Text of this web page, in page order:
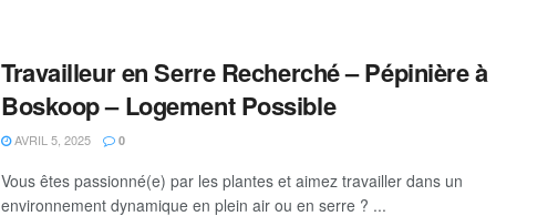
Travailleur en Serre Recherché – Pépinière à
Boskoop – Logement Possible
AVRIL 5, 2025 0
Vous êtes passionné(e) par les plantes et aimez travailler dans un
environnement dynamique en plein air ou en serre ? ...